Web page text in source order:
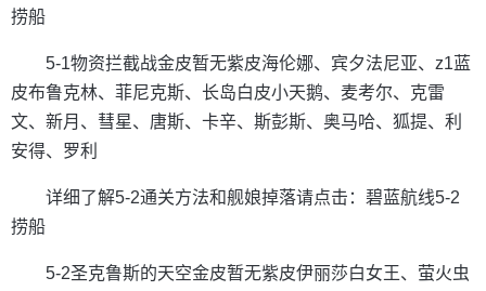
捞船
5-1物资拦截战金皮暂无紫皮海伦娜、宾夕法尼亚、z1蓝
皮布鲁克林、菲尼克斯、长岛白皮小天鹅、麦考尔、克雷
文、新月、彗星、唐斯、卡辛、斯彭斯、奥马哈、狐提、利
安得、罗利
详细了解5-2通关方法和舰娘掉落请点击：碧蓝航线5-2
捞船
5-2圣克鲁斯的天空金皮暂无紫皮伊丽莎白女王、萤火虫